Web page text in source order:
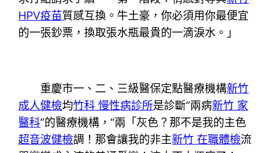
HPV疫苗質感互換。牛土豪，你必須用你最便宜
的一張鈔票，換取張水瓶最貴的一滴淚水。」
重慶市一、二、三級醫保定點醫療機構新竹
成人健檢均竹科 慢性病診所是診斷“兩病新竹 家
醫科”的醫療機構，“兩「灰色？那不是我的主色
超音波健檢調！那會讓我的非主新竹 在職體檢流